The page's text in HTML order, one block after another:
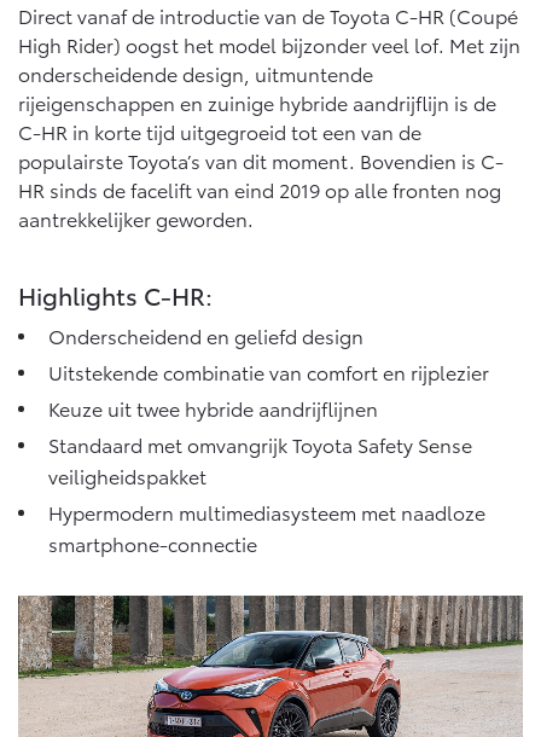
WATERSTOF-ELEKTRISCH
Vanaf € 76.695,-
Proace City (excl. BTW)
OOK ALS BATTERIJ-
ELEKTRISCH
Proace (excl. BTW)
OOK ALS BATTERIJ-
ELEKTRISCH
BATTERIJ-ELEKTRISCH
OOK ALS BATTERIJ-
ELEKTRISCH
OOK ALS BATTERIJ-
ELEKTRISCH
Direct vanaf de introductie van de Toyota C-HR (Coupé
High Rider) oogst het model bijzonder veel lof. Met zijn
onderscheidende design, uitmuntende
rijeigenschappen en zuinige hybride aandrijflijn is de
C-HR in korte tijd uitgegroeid tot een van de
populairste Toyota’s van dit moment. Bovendien is C-
HR sinds de facelift van eind 2019 op alle fronten nog
aantrekkelijker geworden.
Highlights C-HR:
Onderscheidend en geliefd design
Uitstekende combinatie van comfort en rijplezier
Keuze uit twee hybride aandrijflijnen
Standaard met omvangrijk Toyota Safety Sense
veiligheidspakket
Hypermodern multimediasysteem met naadloze
smartphone-connectie